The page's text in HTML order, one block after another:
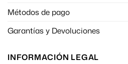
Métodos de pago
Garantías y Devoluciones
INFORMACIÓN LEGAL